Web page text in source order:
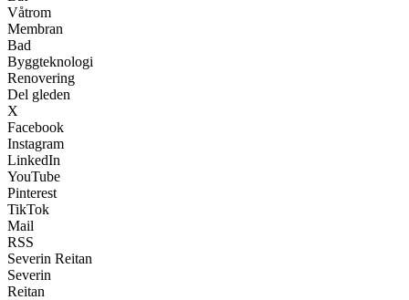
Våtrom
Membran
Bad
Byggteknologi
Renovering
Del gleden
X
Facebook
Instagram
LinkedIn
YouTube
Pinterest
TikTok
Mail
RSS
Severin Reitan
Severin
Reitan